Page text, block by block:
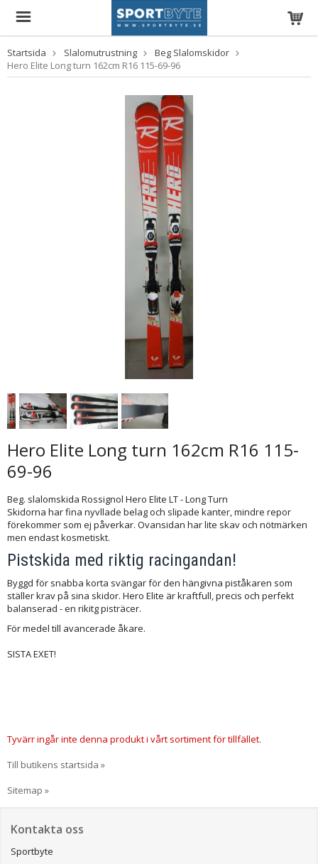
Startsida Slalomutrustning
Beg Slalomskidor
Hero Elite Long turn 162cm R16 115-69-96
Hero Elite Long turn 162cm R16 115-
69-96
Beg. slalomskida Rossignol Hero Elite LT - Long Turn
Skidorna har fina nyvllade belag och slipade kanter, mindre repor
förekommer som ej påverkar. Ovansidan har lite skav och nötmärken
men endast kosmetiskt.
Pistskida med riktig racingandan!
Byggd för snabba korta svängar för den hängivna piståkaren som
ställer krav på sina skidor. Hero Elite är kraftfull, precis och perfekt
balanserad - en rikitg pisträcer.
För medel till avancerade åkare.
SISTA EXET!
Tyvärr ingår inte denna produkt i vårt sortiment för tillfället.
Till butikens startsida »
Sitemap »
Kontakta oss
Sportbyte